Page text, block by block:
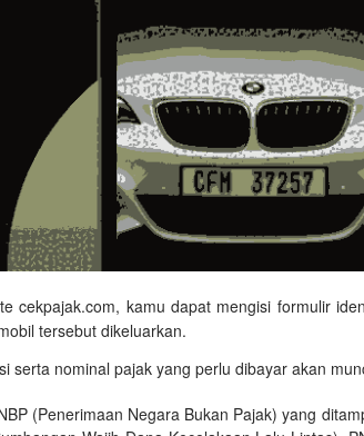
cekpajak.com, kamu dapat mengisi formulir
tersebut dikeluarkan.
serta nominal pajak yang perlu dibayar akan
(Penerimaan Negara Bukan Pajak) yang